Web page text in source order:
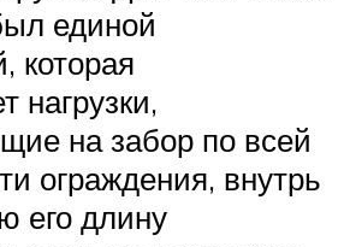
единой
которая
нагрузки,
на забор по всей
ограждения, внутрь
его длину